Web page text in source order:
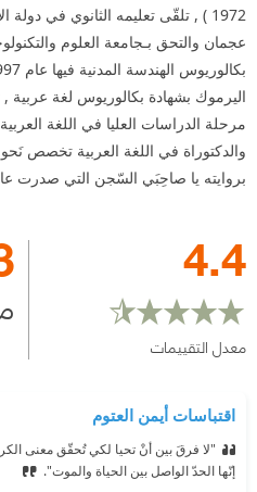
1972 ) , تلقّى تعليمه الثانوي في
عجمان والتحق بـجامعة العلوم
اليرموك بشهادة بكالوريوس لغة عربية ,
مرحلة الدراسات العليا في اللغة
بروايته يا صاحِبَي السّجن التي صدرت
4.4
معدل التقييمات
اقتباسات أيمن العتوم
"لا فرقَ بين أنْ تحيا لكي تُحقّق معنى
إنّها الحدّ الواصل بين الحياة والموت".